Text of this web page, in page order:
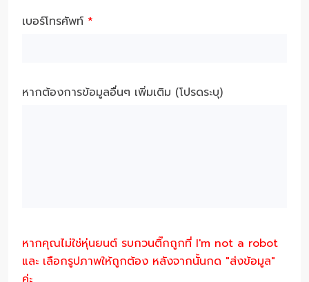
เบอร์โทรศัพท์ *
หากต้องการข้อมูลอื่นๆ เพิ่มเติม (โปรดระบุ)
หากคุณไม่ใช่หุ่นยนต์ รบกวนติ๊กถูกที่ I'm not a robot
และ เลือกรูปภาพให้ถูกต้อง หลังจากนั้นกด "ส่งข้อมูล"